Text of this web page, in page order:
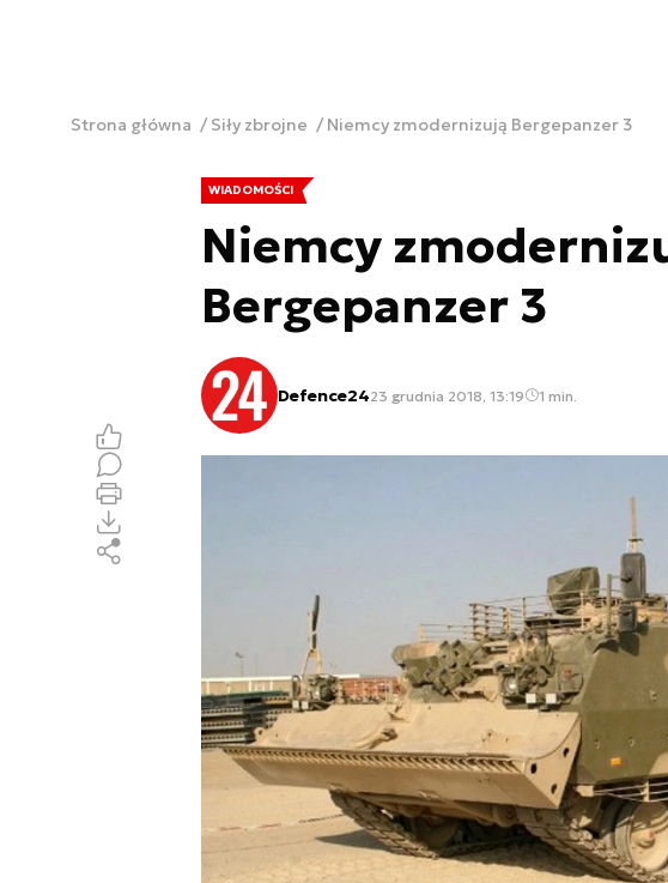
Strona główna Siły zbrojne Niemcy zmodernizują Bergepanzer 3
WIADOMOŚCI
Niemcy
Bergepanzer 3
Defence2423 grudnia 2018, 13:19 1 min.